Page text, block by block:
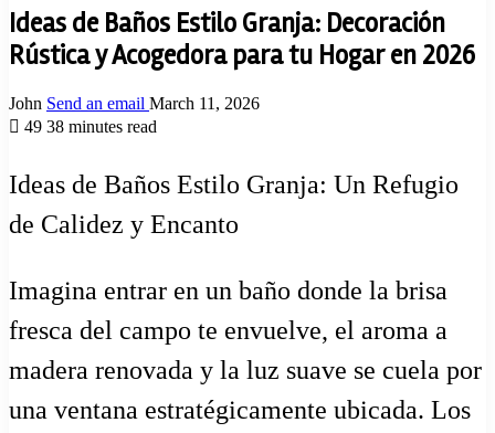
Ideas de Baños Estilo Granja: Decoración
Rústica y Acogedora para tu Hogar en 2026
John Send an email March 11, 2026
49 38 minutes read
Ideas de Baños Estilo Granja: Un Refugio
de Calidez y Encanto
Imagina entrar en un baño donde la brisa
fresca del campo te envuelve, el aroma a
madera renovada y la luz suave se cuela por
una ventana estratégicamente ubicada. Los